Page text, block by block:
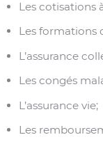
Les cotisations
Les formations
L’assurance
Les congés
L’assurance vie;
Les